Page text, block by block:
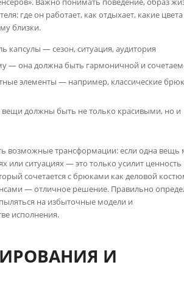
где он работает, как отдыхает, какие цвета
близки.
капсулы — сезон, ситуация, аудитория
— она должна быть гармоничной и
элементы — например, классические
вещи должны быть не только красивыми, но и
возможные трансформации: если одна вещь
или ситуациях — это только усилит ценность
сочетается с брюками как деловой
— отличное решение. Правильно
на избыточные модели и
исполнения.
И